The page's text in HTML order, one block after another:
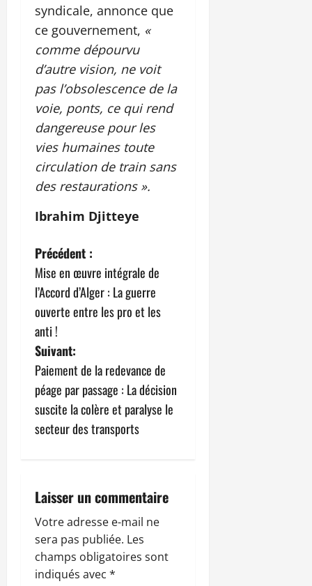
syndicale, annonce que
ce gouvernement, «
comme dépourvu
d’autre vision, ne voit
pas l’obsolescence de la
voie, ponts, ce qui rend
dangereuse pour les
vies humaines toute
circulation de train sans
des restaurations ».
Ibrahim Djitteye
N
a
v
i
g
a
t
o
n
d
’
Précédent :
Mise en œuvre intégrale de
l’Accord d’Alger : La guerre
ouverte entre les pro et les
anti !
Suivant:
Paiement de la redevance de
péage par passage : La décision
suscite la colère et paralyse le
secteur des transports
Laisser un commentaire
Votre adresse e-mail ne
sera pas publiée. Les
champs obligatoires sont
indiqués avec *